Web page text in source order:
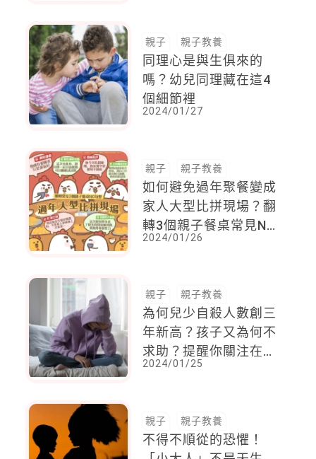
親子 親子教養
同理心是與生俱來的
嗎？幼兒同理藏在這4
個細節裡
2024/01/27
親子 親子教養
如何避免過年聚餐變成
家人大型比拼現場？翻
轉3個親子餐桌常見NG
回應
2024/01/26
親子 親子教養
為何兒少自殺人數創三
年新高？孩子又為何不
求助？提醒你關注在課
堂打瞌睡的孩子
2024/01/25
親子 親子教養
不得不順從的恐懼！